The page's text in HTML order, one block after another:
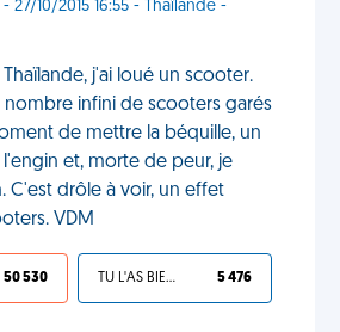
- 27/10/2015 16:55 - Thaïlande -
j'ai loué un scooter.
nombre infini de scooters garés
de mettre la béquille, un
l'engin et, morte de peur, je
C'est drôle à voir, un effet
VDM
50 530 TU L'AS BIEN MÉRITÉ 5 476